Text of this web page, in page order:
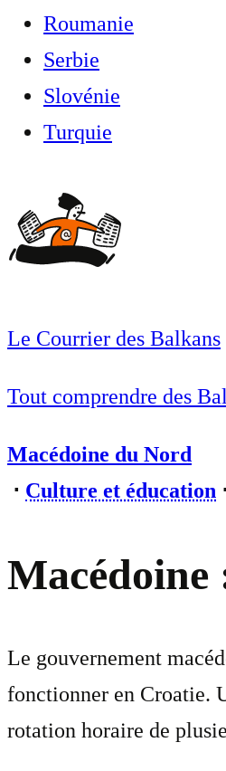
Roumanie
Serbie
Slovénie
Turquie
Le Courrier des Balkans
Tout comprendre des
Macédoine du Nord
⋅ Culture et éducation ⋅
Macédoine
Le gouvernement
fonctionner en Croatie.
rotation horaire de